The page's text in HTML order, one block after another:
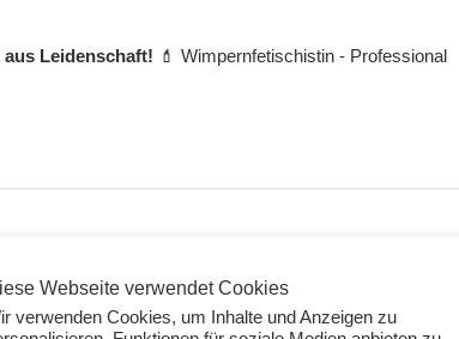
Leidenschaft! 💄 Wimpernfetischistin - Professional
INTERESSIEREN:
Webseite verwendet Cookies
verwenden Cookies, um Inhalte und Anzeigen zu